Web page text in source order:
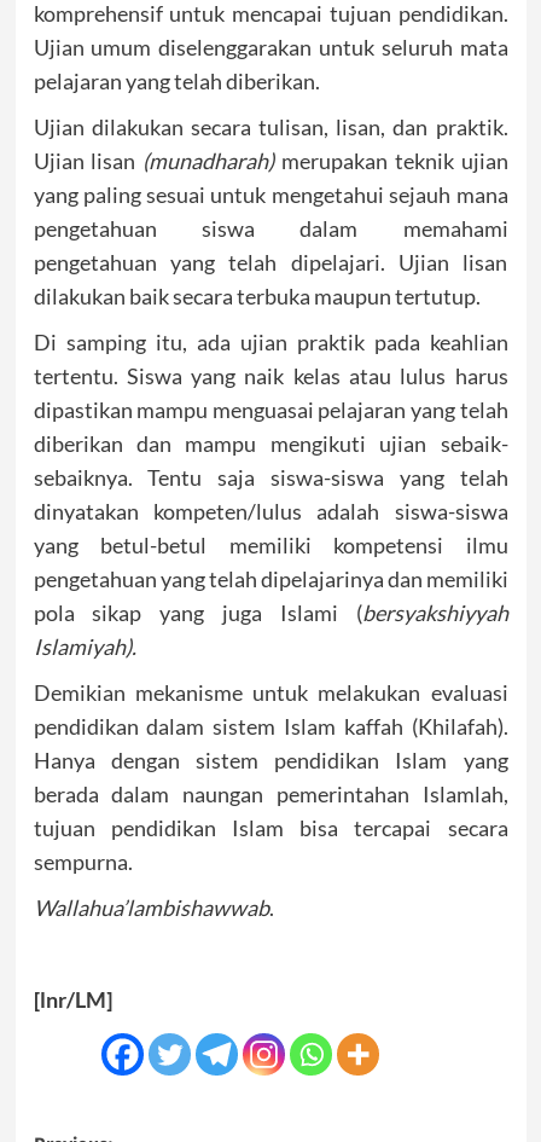
komprehensif untuk mencapai tujuan pendidikan.
Ujian umum diselenggarakan untuk seluruh mata
pelajaran yang telah diberikan.
Ujian dilakukan secara tulisan, lisan, dan praktik.
Ujian lisan (munadharah)merupakan teknik ujian
yang paling sesuai untuk mengetahui sejauh mana
pengetahuan siswa dalam memahami
pengetahuan yang telah dipelajari. Ujian lisan
dilakukan baik secara terbuka maupun tertutup.
Di samping itu, ada ujian praktik pada keahlian
tertentu. Siswa yang naik kelas atau lulus harus
dipastikan mampu menguasai pelajaran yang telah
diberikan dan mampu mengikuti ujian sebaik-
sebaiknya. Tentu saja siswa-siswa yang telah
dinyatakan kompeten/lulus adalah siswa-siswa
yang betul-betul memiliki kompetensi ilmu
pengetahuan yang telah dipelajarinya dan memiliki
pola sikap yang juga Islami (bersyakshiyyah
Islamiyah).
Demikian mekanisme untuk melakukan evaluasi
pendidikan dalam sistem Islam kaffah (Khilafah).
Hanya dengan sistem pendidikan Islam yang
berada dalam naungan pemerintahan Islamlah,
tujuan pendidikan Islam bisa tercapai secara
sempurna.
Wallahua’lambishawwab.
[lnr/LM]